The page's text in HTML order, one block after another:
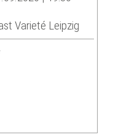
Varieté Leipzig